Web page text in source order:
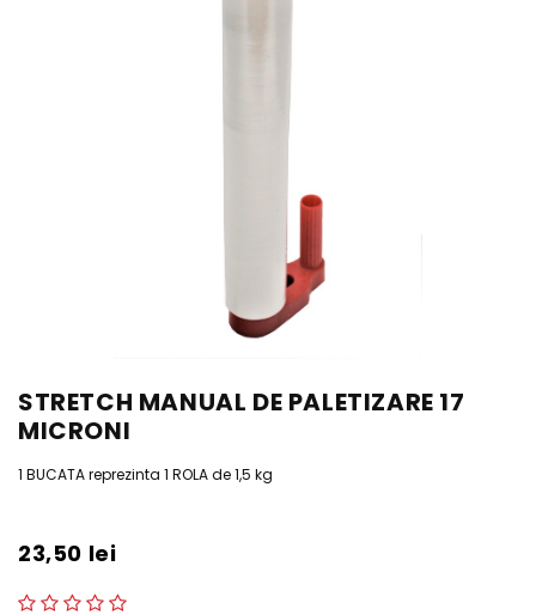
STRETCH MANUAL DE PALETIZARE 17
MICRONI
1 BUCATA reprezinta 1 ROLA de 1,5 kg
23,50 lei